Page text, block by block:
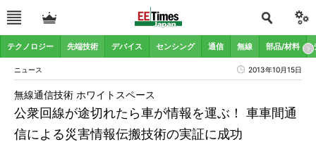
テクノロジー 先端技術 デバイス センシング 通信 無線 部品/材料
ニュース 2013年10月15日
公衆回線が途切れたら車が情報を運ぶ！ 車車間通
信による災害情報伝搬技術の実証に成功
無線通信技術 ホワイトスペース